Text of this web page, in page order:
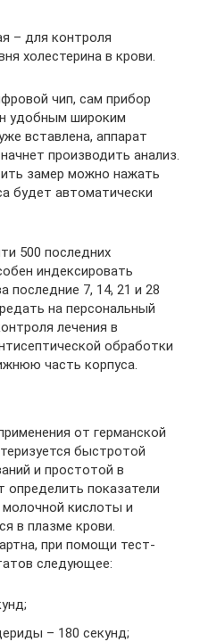
– для контроля
холестерина в крови.
чип, сам прибор
удобным широким
вставлена, аппарат
производить анализ.
замер можно нажать
будет автоматически
500 последних
индексировать
последние 7, 14, 21 и 28
на персональный
лечения в
обработки
часть корпуса.
от германской
быстротой
и простотой в
определить показатели
молочной кислоты и
в плазме крови.
при помощи тест-
следующее:
– 180 секунд;